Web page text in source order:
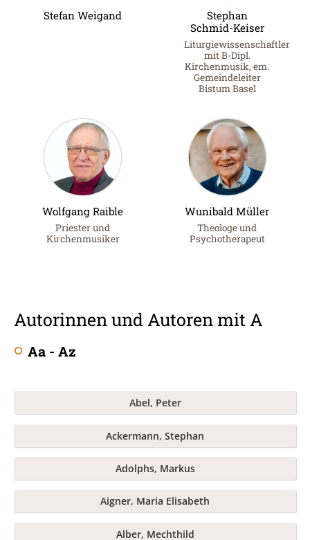
Stefan Weigand
Stephan
Schmid-Keiser
Liturgiewissenschaftler
mit B-Dipl.
Kirchenmusik, em.
Gemeindeleiter
Bistum Basel
Wolfgang Raible
Priester und
Kirchenmusiker
Wunibald Müller
Theologe und
Psychotherapeut
Autorinnen und Autoren mit A
Aa - Az
Abel, Peter
Ackermann, Stephan
Adolphs, Markus
Aigner, Maria Elisabeth
Alber, Mechthild